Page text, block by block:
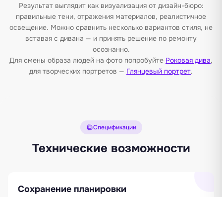
Результат выглядит как визуализация от дизайн-бюро:
правильные тени, отражения материалов, реалистичное
освещение. Можно сравнить несколько вариантов стиля, не
вставая с дивана — и принять решение по ремонту
осознанно.
Для смены образа людей на фото попробуйте Роковая дива,
для творческих портретов — Глянцевый портрет.
Спецификации
Технические возможности
Сохранение планировки